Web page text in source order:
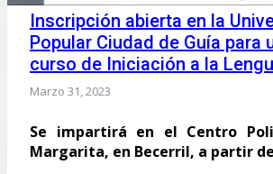
Inscripción abierta en la
Popular Ciudad de Guía para
curso de Iniciación a la
Marzo 31, 2023
Se impartirá en el Centro
Margarita, en Becerril, a partir